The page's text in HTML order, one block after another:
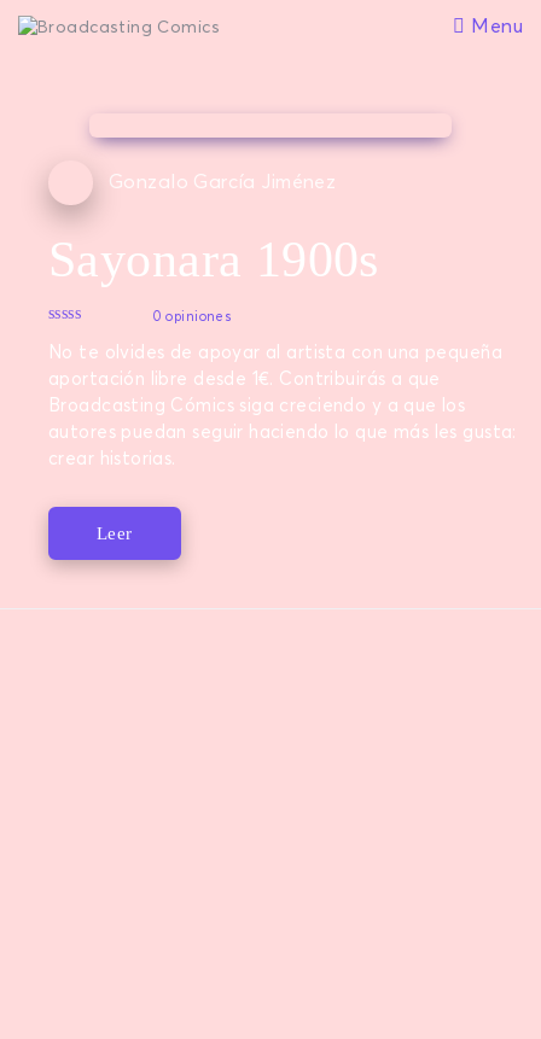
Menu
Gonzalo García Jiménez
Sayonara 1900s
0 opiniones
No te olvides de apoyar al artista con una pequeña
aportación libre desde 1€. Contribuirás a que
Broadcasting Cómics siga creciendo y a que los
autores puedan seguir haciendo lo que más les gusta:
crear historias.
Leer